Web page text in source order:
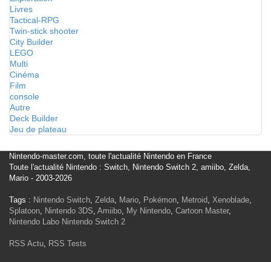
Livres
Tactical-RPG
Twin-stick shooter
City Builder
LEGO
Multi
Cinéma
Film
console
Autre
Deck Builder
Jeu de plateau
Nintendo-master.com, toute l'actualité Nintendo en France
Toute l'actualité Nintendo : Switch, Nintendo Switch 2, amiibo, Zelda,
Mario - 2003-2026
Tags : Nintendo Switch, Zelda, Mario, Pokémon, Metroid, Xenoblade,
Splatoon, Nintendo 3DS, Amiibo, My Nintendo, Cartoon Master,
Nintendo Labo Nintendo Switch 2
RSS Actu, RSS Tests